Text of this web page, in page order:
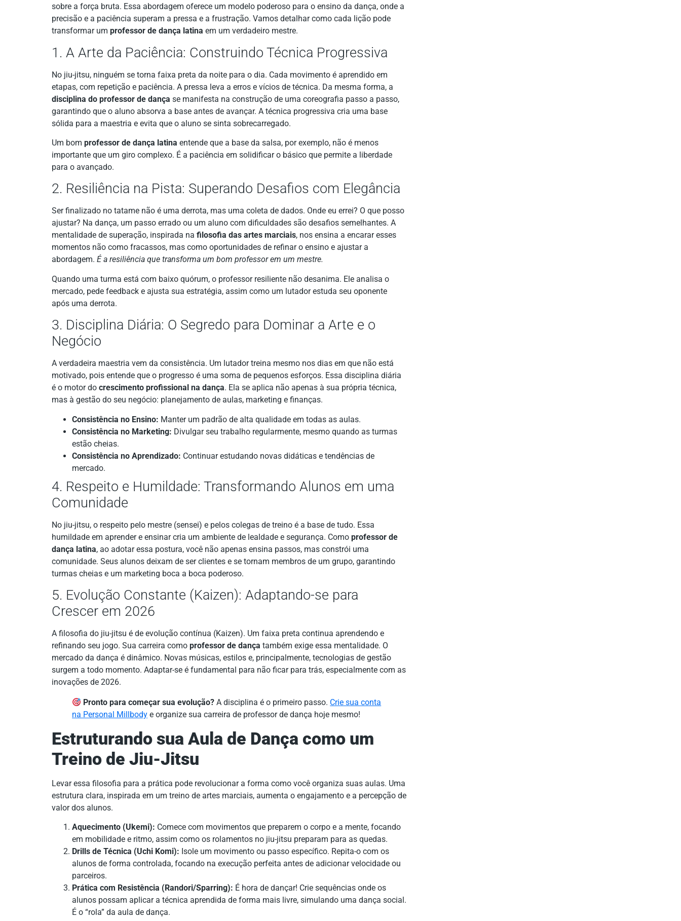
sobre a força bruta. Essa abordagem oferece um modelo poderoso para o ensino da dança, onde a
precisão e a paciência superam a pressa e a frustração. Vamos detalhar como cada lição pode
transformar um professor de dança latina em um verdadeiro mestre.
1. A Arte da Paciência: Construindo Técnica Progressiva
No jiu-jitsu, ninguém se torna faixa preta da noite para o dia. Cada movimento é aprendido em
etapas, com repetição e paciência. A pressa leva a erros e vícios de técnica. Da mesma forma, a
disciplina do professor de dança se manifesta na construção de uma coreografia passo a passo,
garantindo que o aluno absorva a base antes de avançar. A técnica progressiva cria uma base
sólida para a maestria e evita que o aluno se sinta sobrecarregado.
Um bom professor de dança latina entende que a base da salsa, por exemplo, não é menos
importante que um giro complexo. É a paciência em solidificar o básico que permite a liberdade
para o avançado.
2. Resiliência na Pista: Superando Desafios com Elegância
Ser finalizado no tatame não é uma derrota, mas uma coleta de dados. Onde eu errei? O que posso
ajustar? Na dança, um passo errado ou um aluno com dificuldades são desafios semelhantes. A
mentalidade de superação, inspirada na filosofia das artes marciais, nos ensina a encarar esses
momentos não como fracassos, mas como oportunidades de refinar o ensino e ajustar a
abordagem. É a resiliência que transforma um bom professor em um mestre.
Quando uma turma está com baixo quórum, o professor resiliente não desanima. Ele analisa o
mercado, pede feedback e ajusta sua estratégia, assim como um lutador estuda seu oponente
após uma derrota.
3. Disciplina Diária: O Segredo para Dominar a Arte e o
Negócio
A verdadeira maestria vem da consistência. Um lutador treina mesmo nos dias em que não está
motivado, pois entende que o progresso é uma soma de pequenos esforços. Essa disciplina diária
é o motor do crescimento profissional na dança. Ela se aplica não apenas à sua própria técnica,
mas à gestão do seu negócio: planejamento de aulas, marketing e finanças.
Consistência no Ensino: Manter um padrão de alta qualidade em todas as aulas.
Consistência no Marketing: Divulgar seu trabalho regularmente, mesmo quando as turmas
estão cheias.
Consistência no Aprendizado: Continuar estudando novas didáticas e tendências de
mercado.
4. Respeito e Humildade: Transformando Alunos em uma
Comunidade
No jiu-jitsu, o respeito pelo mestre (sensei) e pelos colegas de treino é a base de tudo. Essa
humildade em aprender e ensinar cria um ambiente de lealdade e segurança. Como professor de
dança latina, ao adotar essa postura, você não apenas ensina passos, mas constrói uma
comunidade. Seus alunos deixam de ser clientes e se tornam membros de um grupo, garantindo
turmas cheias e um marketing boca a boca poderoso.
5. Evolução Constante (Kaizen): Adaptando-se para
Crescer em 2026
A filosofia do jiu-jitsu é de evolução contínua (Kaizen). Um faixa preta continua aprendendo e
refinando seu jogo. Sua carreira como professor de dança também exige essa mentalidade. O
mercado da dança é dinâmico. Novas músicas, estilos e, principalmente, tecnologias de gestão
surgem a todo momento. Adaptar-se é fundamental para não ficar para trás, especialmente com as
inovações de 2026.
Pronto para começar sua evolução? A disciplina é o primeiro passo. Crie sua conta
na Personal Millbody e organize sua carreira de professor de dança hoje mesmo!
Estruturando sua Aula de Dança como um
Treino de Jiu-Jitsu
Levar essa filosofia para a prática pode revolucionar a forma como você organiza suas aulas. Uma
estrutura clara, inspirada em um treino de artes marciais, aumenta o engajamento e a percepção de
valor dos alunos.
Aquecimento (Ukemi): Comece com movimentos que preparem o corpo e a mente, focando
em mobilidade e ritmo, assim como os rolamentos no jiu-jitsu preparam para as quedas.
Drills de Técnica (Uchi Komi): Isole um movimento ou passo específico. Repita-o com os
alunos de forma controlada, focando na execução perfeita antes de adicionar velocidade ou
parceiros.
Prática com Resistência (Randori/Sparring): É hora de dançar! Crie sequências onde os
alunos possam aplicar a técnica aprendida de forma mais livre, simulando uma dança social.
É o “rola” da aula de dança.